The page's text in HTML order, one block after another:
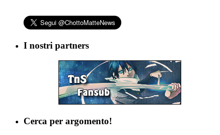
I nostri partners
Cerca per argomento!